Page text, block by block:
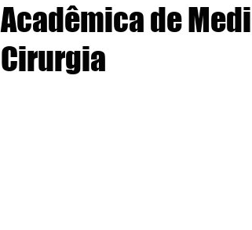
Acadêmica de
Cirurgia